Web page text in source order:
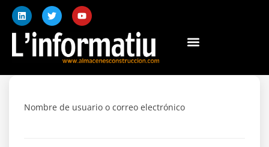
Nombre de usuario o correo electrónico